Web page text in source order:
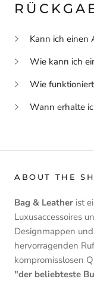
Kann ich einen
Wie kann ich
Wie
Wann erhalte
ABOUT THE
Bag & Leather ist
Luxusaccessoires
Designmappen
hervorragenden
kompromisslosen
"der beliebteste